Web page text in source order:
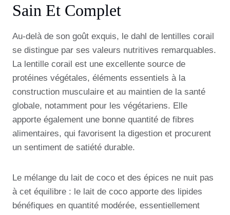
Sain Et Complet
Au-delà de son goût exquis, le dahl de lentilles corail
se distingue par ses valeurs nutritives remarquables.
La lentille corail est une excellente source de
protéines végétales, éléments essentiels à la
construction musculaire et au maintien de la santé
globale, notamment pour les végétariens. Elle
apporte également une bonne quantité de fibres
alimentaires, qui favorisent la digestion et procurent
un sentiment de satiété durable.
Le mélange du lait de coco et des épices ne nuit pas
à cet équilibre : le lait de coco apporte des lipides
bénéfiques en quantité modérée, essentiellement